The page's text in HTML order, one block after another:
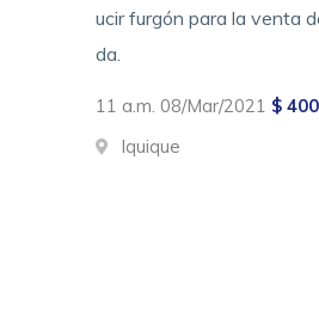
ucir furgón para la venta
da.
11 a.m. 08/Mar/2021 $
Iquique